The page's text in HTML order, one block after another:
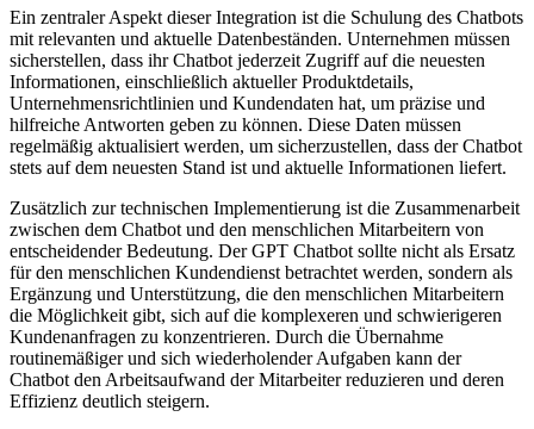
Ein zentraler Aspekt dieser Integration ist die Schulung des Chatbots
mit relevanten und aktuelle Datenbeständen. Unternehmen müssen
sicherstellen, dass ihr Chatbot jederzeit Zugriff auf die neuesten
Informationen, einschließlich aktueller Produktdetails,
Unternehmensrichtlinien und Kundendaten hat, um präzise und
hilfreiche Antworten geben zu können. Diese Daten müssen
regelmäßig aktualisiert werden, um sicherzustellen, dass der Chatbot
stets auf dem neuesten Stand ist und aktuelle Informationen liefert.
Zusätzlich zur technischen Implementierung ist die Zusammenarbeit
zwischen dem Chatbot und den menschlichen Mitarbeitern von
entscheidender Bedeutung. Der GPT Chatbot sollte nicht als Ersatz
für den menschlichen Kundendienst betrachtet werden, sondern als
Ergänzung und Unterstützung, die den menschlichen Mitarbeitern
die Möglichkeit gibt, sich auf die komplexeren und schwierigeren
Kundenanfragen zu konzentrieren. Durch die Übernahme
routinemäßiger und sich wiederholender Aufgaben kann der
Chatbot den Arbeitsaufwand der Mitarbeiter reduzieren und deren
Effizienz deutlich steigern.